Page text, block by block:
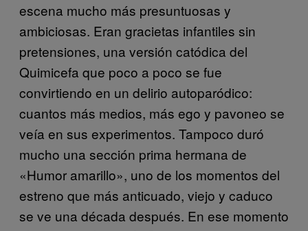
escena mucho más presuntuosas y
ambiciosas. Eran gracietas infantiles sin
pretensiones, una versión catódica del
Quimicefa que poco a poco se fue
convirtiendo en un delirio autoparódico:
cuantos más medios, más ego y pavoneo se
veía en sus experimentos. Tampoco duró
mucho una sección prima hermana de
«Humor amarillo», uno de los momentos del
estreno que más anticuado, viejo y caduco
se ve una década después. En ese momento